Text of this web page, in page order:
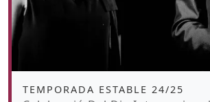
Àmbit
TEMPORADA ESTABLE 24/25